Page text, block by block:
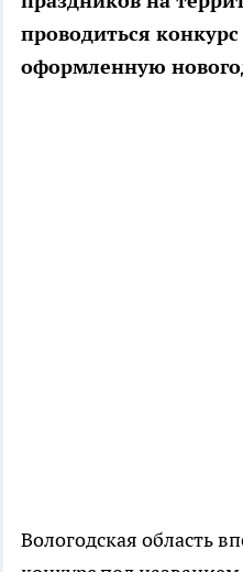
проводиться
оформленную
Вологодская область